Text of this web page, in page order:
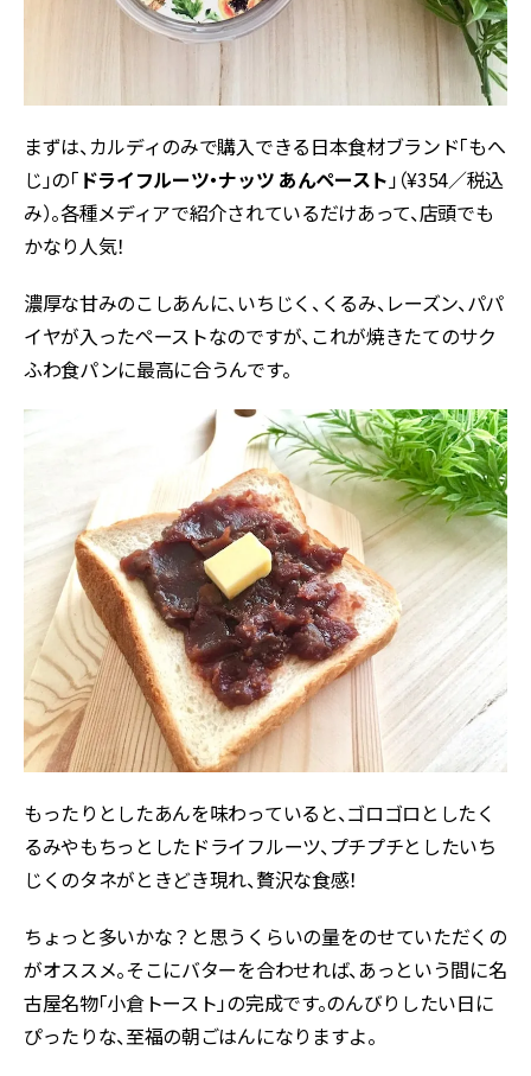
まずは、カルディのみで購入できる日本食材ブランド「もへ
じ」の「 ドライフルーツ・ナッツ あんペースト」（¥354／税込
み）。各種メディアで紹介されているだけあって、店頭でも
かなり人気！
濃厚な甘みのこしあんに、いちじく、くるみ、レーズン、パパ
イヤが入ったペーストなのですが、これが焼きたてのサク
ふわ食パンに最高に合うんです。
もったりとしたあんを味わっていると、ゴロゴロとしたく
るみやもちっとしたドライフルーツ、プチプチとしたいち
じくのタネがときどき現れ、贅沢な食感！
ちょっと多いかな？と思うくらいの量をのせていただくの
がオススメ。そこにバターを合わせれば、あっという間に名
古屋名物「小倉トースト」の完成です。のんびりしたい日に
ぴったりな、至福の朝ごはんになりますよ。